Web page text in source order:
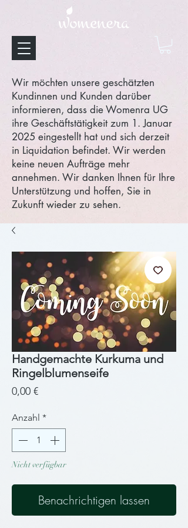
Wir möchten unsere geschätzten
Kundinnen und Kunden darüber
informieren, dass die Womenra UG
ihre Geschäftstätigkeit zum 1. Januar
2025 eingestellt hat und sich derzeit
in Liquidation befindet. Wir werden
keine neuen Aufträge mehr
annehmen. Wir danken Ihnen für Ihre
Unterstützung und hoffen, Sie in
Zukunft wieder zu sehen.
Handgemachte Kurkuma und
Ringelblumenseife
0,00 €Preis
Anzahl *
Nicht verfügbar
Benachrichtigen lassen